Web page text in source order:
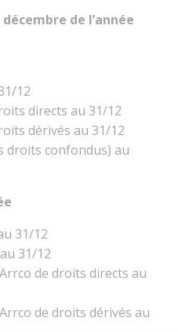
de l’année
12
directs au 31/12
dérivés au 31/12
droits confondus) au
31/12
31/12
de droits directs au
de droits dérivés au